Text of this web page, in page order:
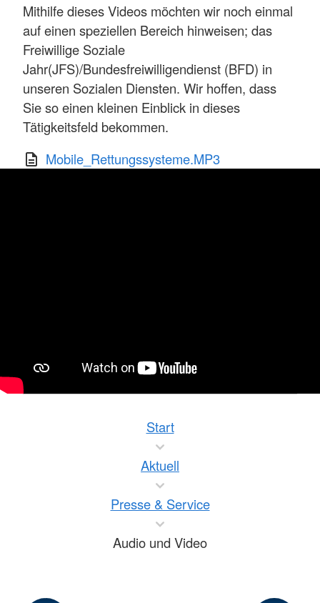
Mithilfe dieses Videos möchten wir noch einmal
auf einen speziellen Bereich hinweisen; das
Freiwillige Soziale
Jahr(JFS)/Bundesfreiwilligendienst (BFD) in
unseren Sozialen Diensten. Wir hoffen, dass
Sie so einen kleinen Einblick in dieses
Tätigkeitsfeld bekommen.
Mobile_Rettungssysteme.MP3
Start
Aktuell
Presse & Service
Audio und Video